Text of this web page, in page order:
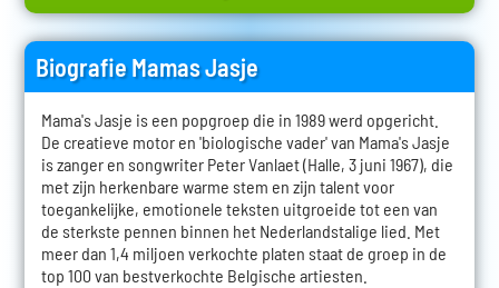
Biografie Mamas Jasje
Mama's Jasje is een popgroep die in 1989 werd opgericht.
De creatieve motor en 'biologische vader' van Mama's Jasje
is zanger en songwriter Peter Vanlaet (Halle, 3 juni 1967), die
met zijn herkenbare warme stem en zijn talent voor
toegankelijke, emotionele teksten uitgroeide tot een van
de sterkste pennen binnen het Nederlandstalige lied. Met
meer dan 1,4 miljoen verkochte platen staat de groep in de
top 100 van bestverkochte Belgische artiesten.